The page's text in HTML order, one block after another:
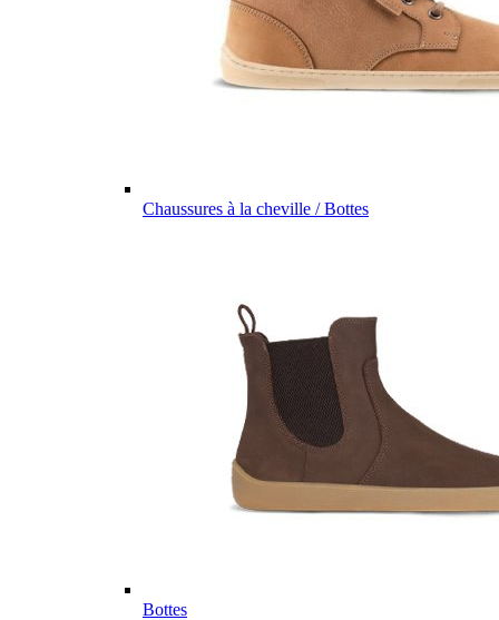
Chaussures à la cheville / Bottes
Bottes